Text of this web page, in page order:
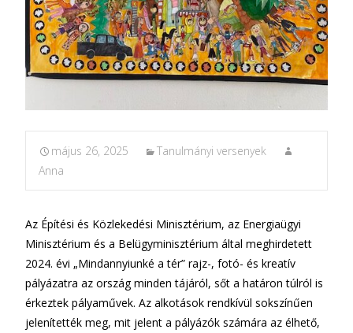
május 26, 2025
Tanulmányi versenyek
Anna
Az Építési és Közlekedési Minisztérium, az Energiaügyi
Minisztérium és a Belügyminisztérium által meghirdetett
2024. évi „Mindannyiunké a tér” rajz-, fotó- és kreatív
pályázatra az ország minden tájáról, sőt a határon túlról is
érkeztek pályaművek. Az alkotások rendkívül sokszínűen
jelenítették meg, mit jelent a pályázók számára az élhető,